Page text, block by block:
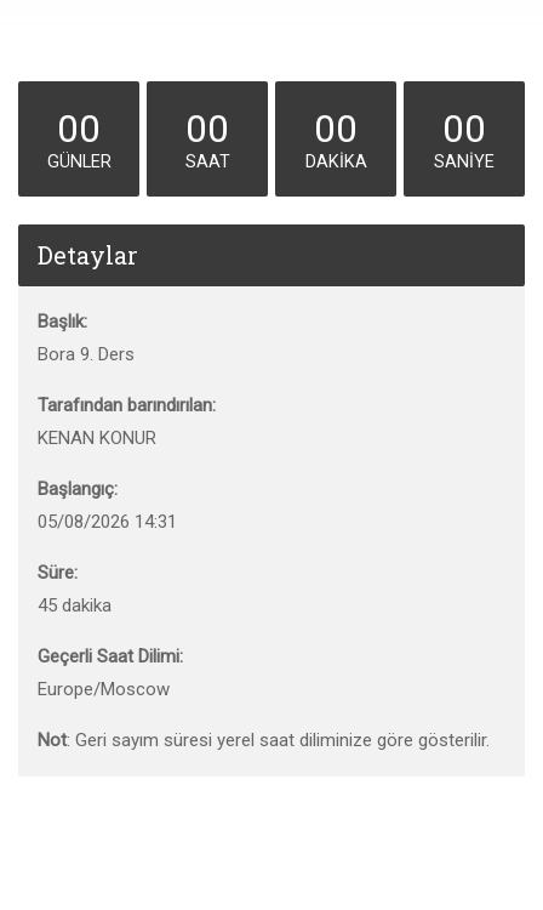
00
GÜNLER
00
SAAT
00
DAKIKA
00
SANIYE
Detaylar
Başlık:
Bora 9. Ders
Tarafından barındırılan:
KENAN KONUR
Başlangıç:
05/08/2026 14:31
Süre:
45 dakika
Geçerli Saat Dilimi:
Europe/Moscow
Not: Geri sayım süresi yerel saat diliminize göre gösterilir.